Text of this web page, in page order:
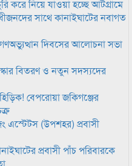
নিয়ে যাওয়া হচ্ছে আটগ্রামে
সাথে কানাইঘাটের নবাগত
দিবসের আলোচনা সভা
বিতরণ ও নতুন সদস্যদের
বেপরোয়া জকিগঞ্জের
এস্টেটস (উপশহর) প্রবাসী
প্রবাসী পাঁচ পরিবারকে